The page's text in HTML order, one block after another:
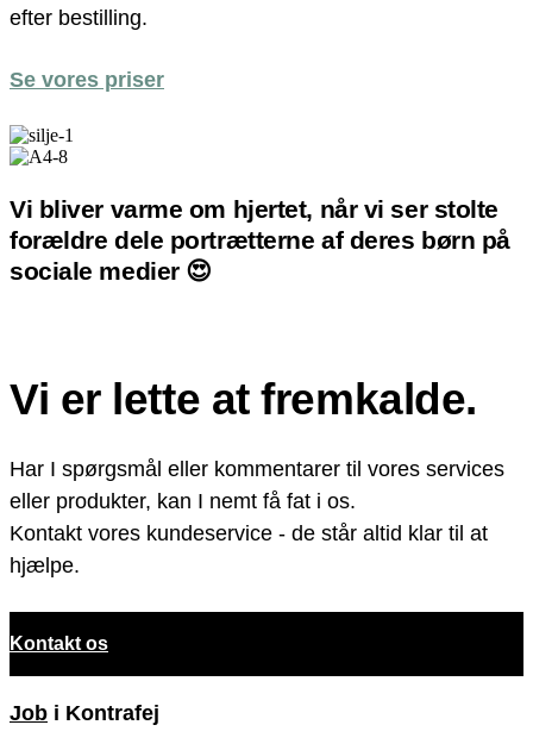
efter bestilling.
Se vores priser
Vi bliver varme om hjertet, når vi ser stolte
forældre dele portrætterne af deres børn på
sociale medier 😍
Vi er lette at fremkalde.
Har I spørgsmål eller kommentarer til vores services
eller produkter, kan I nemt få fat i os.
Kontakt vores kundeservice - de står altid klar til at
hjælpe.
Kontakt os
Job i Kontrafej